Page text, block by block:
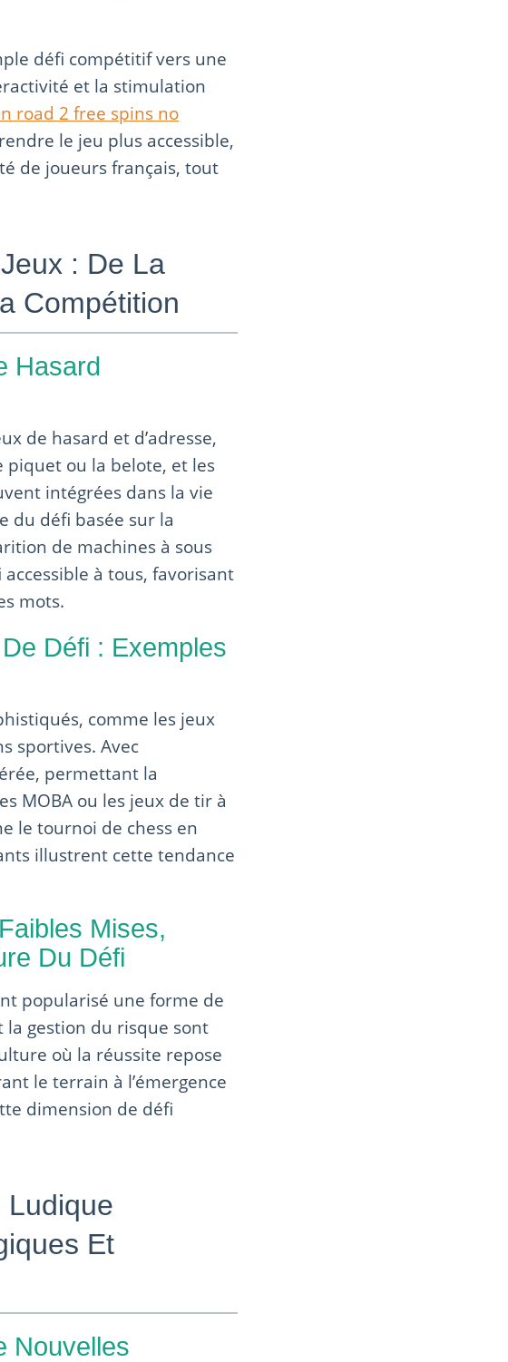
défi compétitif vers une
et la stimulation
road 2 free spins no
le jeu plus accessible,
de joueurs français, tout
: De La
Compétition
Hasard
de hasard et d’adresse,
piquet ou la belote, et les
intégrées dans la vie
du défi basée sur la
de machines à sous
à tous, favorisant
mots.
Défi : Exemples
comme les jeux
sportives. Avec
permettant la
MOBA ou les jeux de tir à
le tournoi de chess en
illustrent cette tendance
Mises,
Du Défi
popularisé une forme de
la gestion du risque sont
où la réussite repose
le terrain à l’émergence
dimension de défi
Ludique
Et
Nouvelles